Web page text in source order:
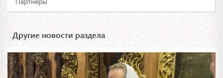
Другие новости раздела